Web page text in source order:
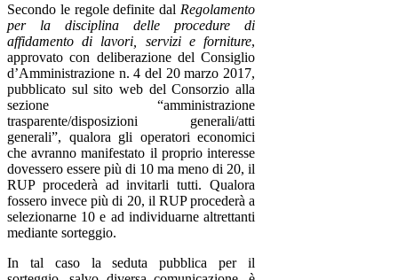
Secondo le regole definite dal Regolamento
per la disciplina delle procedure di
affidamento di lavori, servizi e forniture,
approvato con deliberazione del Consiglio
d’Amministrazione n. 4 del 20 marzo 2017,
pubblicato sul sito web del Consorzio alla
sezione “amministrazione
trasparente/disposizioni generali/atti
generali”, qualora gli operatori economici
che avranno manifestato il proprio interesse
dovessero essere più di 10 ma meno di 20, il
RUP procederà ad invitarli tutti. Qualora
fossero invece più di 20, il RUP procederà a
selezionarne 10 e ad individuarne altrettanti
mediante sorteggio.
In tal caso la seduta pubblica per il